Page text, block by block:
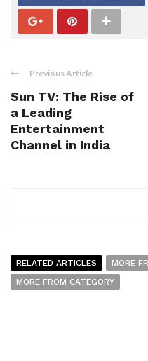
Previous Article
Sun TV: The Rise of
a Leading
Entertainment
Channel in India
RELATED ARTICLES
MORE
MORE FROM CATEGORY